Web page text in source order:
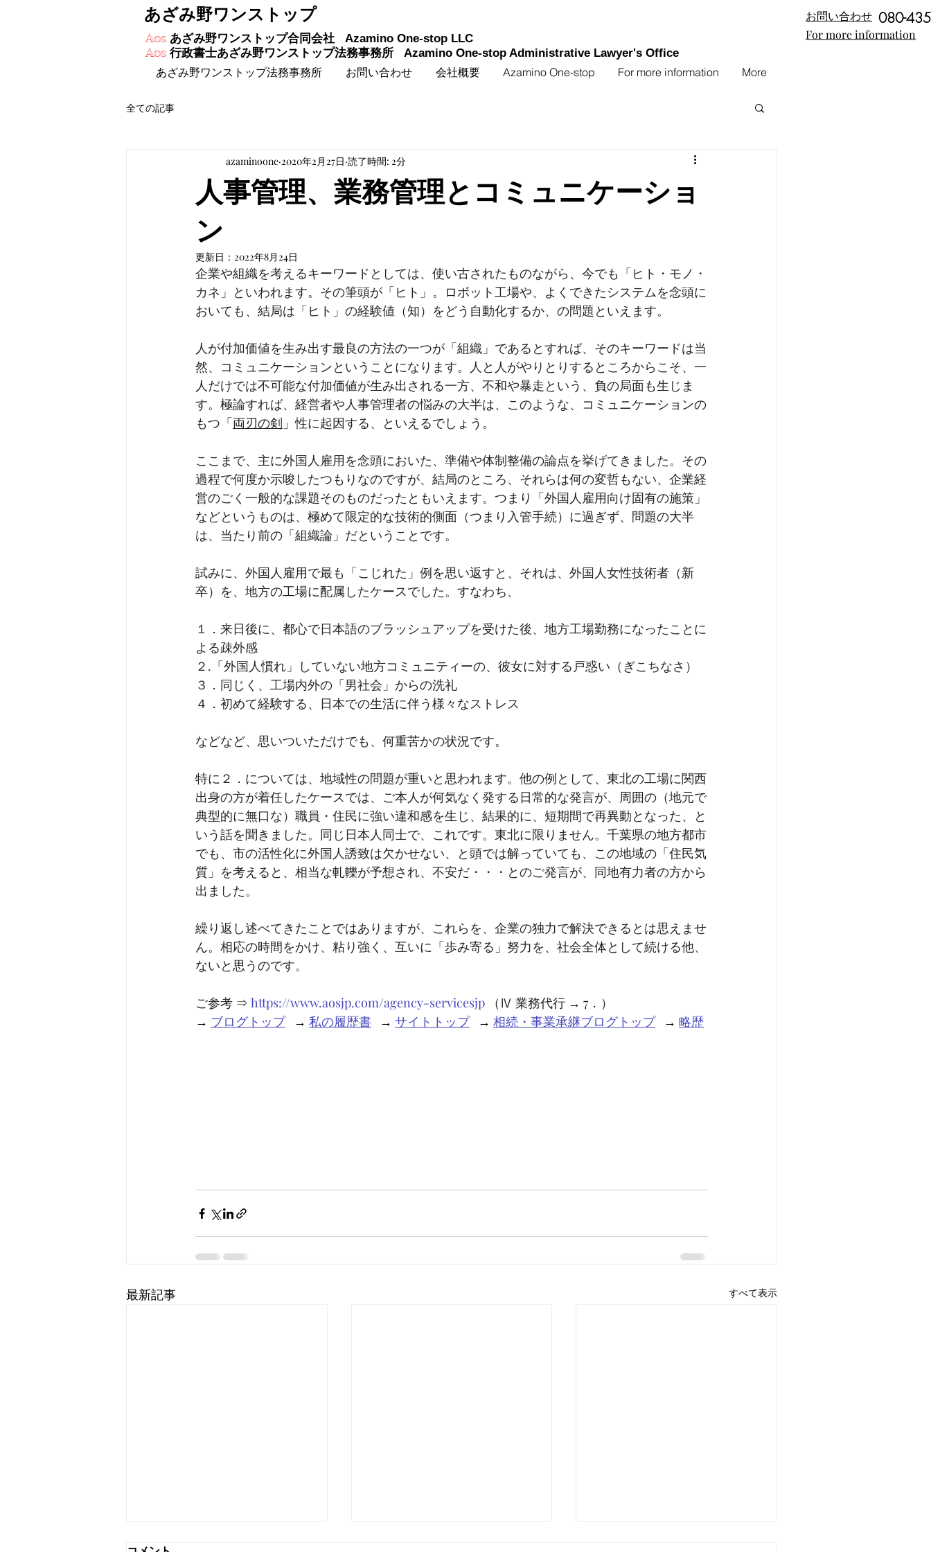
あざみ野ワンストップ法務事務所 お問い合わせ 会社概要 Azamino One-stop For more information More
Aos あざみ野ワンストップ合同会社 Azamino One-stop LLC
Aos 行政書士あざみ野ワンストップ法務事務所 Azamino One-stop Administrative Lawyer's Office
For more information
​お問い合わせ
あざみ野ワンストップ 080-
全ての記事
人事管理、業務管理とコミュニケーショ
ン
azaminoone 2020年2月27日 読了時間: 2分
更新日： 2022年8月24日
企業や組織を考えるキーワードとしては、使い古されたものながら、今でも「ヒト・モノ・
カネ」といわれます。その筆頭が「ヒト」。ロボット工場や、よくできたシステムを念頭に
おいても、結局は「ヒト」の経験値（知）をどう自動化するか、の問題といえます。
人が付加価値を生み出す最良の方法の一つが「組織」であるとすれば、そのキーワードは当
然、コミュニケーションということになります。人と人がやりとりするところからこそ、一
人だけでは不可能な付加価値が生み出される一方、不和や暴走という、負の局面も生じま
す。極論すれば、経営者や人事管理者の悩みの大半は、このような、コミュニケーションの
もつ「両刃の剣 」性に起因する、といえるでしょう。
ここまで、主に外国人雇用を念頭においた、準備や体制整備の論点を挙げてきました。その
過程で何度か示唆したつもりなのですが、結局のところ、それらは何の変哲もない、企業経
営のごく一般的な課題そのものだったともいえます。つまり「外国人雇用向け固有の施策」
などというものは、極めて限定的な技術的側面（つまり入管手続）に過ぎず、問題の大半
は、当たり前の「組織論」だということです。
試みに、外国人雇用で最も「こじれた」例を思い返すと、それは、外国人女性技術者（新
卒）を、地方の工場に配属したケースでした。すなわち、
１．来日後に、都心で日本語のブラッシュアップを受けた後、地方工場勤務になったことに
よる疎外感
２.「外国人慣れ」していない地方コミュニティーの、彼女に対する戸惑い（ぎこちなさ）
３．同じく、工場内外の「男社会」からの洗礼
４．初めて経験する、日本での生活に伴う様々なストレス
などなど、思いついただけでも、何重苦かの状況です。
特に２．については、地域性の問題が重いと思われます。他の例として、東北の工場に関西
出身の方が着任したケースでは、ご本人が何気なく発する日常的な発言が、周囲の（地元で
典型的に無口な）職員・住民に強い違和感を生じ、結果的に、短期間で再異動となった、と
いう話を聞きました。同じ日本人同士で、これです。東北に限りません。千葉県の地方都市
でも、市の活性化に外国人誘致は欠かせない、と頭では解っていても、この地域の「住民気
質」を考えると、相当な軋轢が予想され、不安だ・・・とのご発言が、同地有力者の方から
出ました。
繰り返し述べてきたことではありますが、これらを、企業の独力で解決できるとは思えませ
ん。相応の時間をかけ、粘り強く、互いに「歩み寄る」努力を、社会全体として続ける他、
ないと思うのです。
ご参考 ⇒ https://www.aosjp.com/agency-servicesjp （Ⅳ 業務代行 → 7．）
→ ブログトップ
   →
私の履歴書
   →
サイトトップ
   →
相続・事業承継ブログトップ
   →
略歴
最新記事 すべて表示